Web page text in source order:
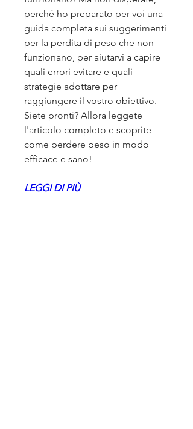
perché ho preparato per voi una
guida completa sui suggerimenti
per la perdita di peso che non
funzionano, per aiutarvi a capire
quali errori evitare e quali
strategie adottare per
raggiungere il vostro obiettivo.
Siete pronti? Allora leggete
l'articolo completo e scoprite
come perdere peso in modo
efficace e sano!
LEGGI DI PIÙ